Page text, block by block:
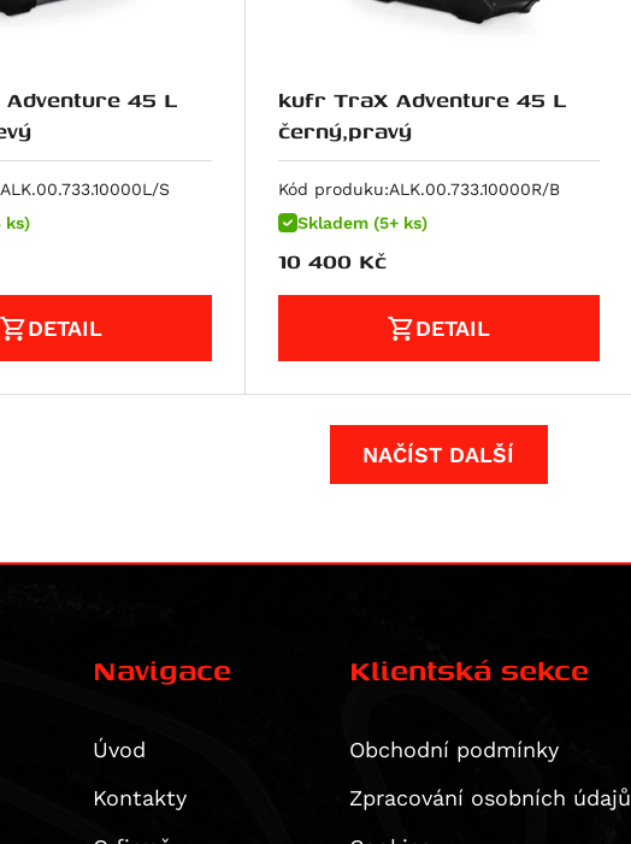
ks)
45 L
ALK.00.733.10000L/S
DETAIL
Skladem (5+ ks)
kufr TraX Adventure 45 L
černý,pravý
Kód produku:ALK.00.733.10000R/B
10 400 Kč
DETAIL
NAČÍST DALŠÍ
Navigace
Úvod
Kontakty
Klientská sekce
Obchodní podmínky
Zpracování osobních údajů